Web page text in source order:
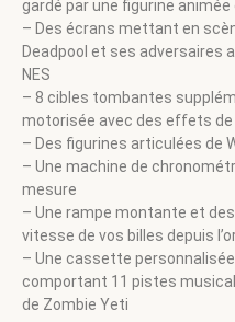
gardé par une figurine animée
– Des écrans mettant en
Deadpool et ses adversaires
NES
– 8 cibles tombantes
motorisée avec des effets de
– Des figurines articulées de
– Une machine de
mesure
– Une rampe montante et
vitesse de vos billes depuis
– Une cassette personnalisée
comportant 11 pistes
de Zombie Yeti